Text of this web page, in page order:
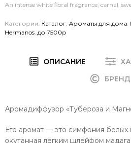
An intense white floral fragrance, carnal,
Категории: Каталог Ароматы для дома
Hermanos до 7500р
ОПИСАНИЕ
БРЕНД
Аромадиффузор «Тубероза и
Его аромат — это симфония белых
окутанная лёгким шлейфом